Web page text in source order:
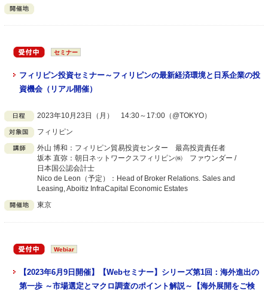
セミナー
フィリピン投資セミナー～フィリピンの最新経済環境と日系企業の投
資機会（リアル開催）
2023年10月23日（月） 14:30～17:00（@TOKYO）
フィリピン
外山 博和：フィリピン貿易投資センター 最高投資責任者
坂本 直弥：朝日ネットワークスフィリピン㈱ ファウンダー /
日本国公認会計士
Nico de Leon（予定）：Head of Broker Relations. Sales and
Leasing, Aboitiz InfraCapital Economic Estates
東京
Webiar
【2023年6月9日開催】【Webセミナー】シリーズ第1回：海外進出の
第一歩 ～市場選定とマクロ調査のポイント解説～【海外展開をご検